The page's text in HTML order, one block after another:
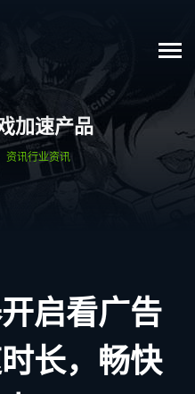
加速产品
资讯行业资讯
启看广告
长，畅快